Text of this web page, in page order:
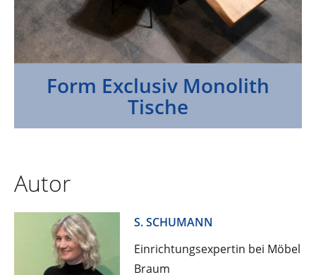
Form Exclusiv Monolith
Tische
Autor
S. SCHUMANN
Einrichtungsexpertin bei Möbel
Braum